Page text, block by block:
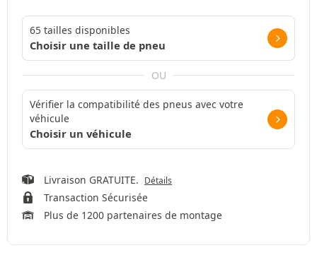
65 tailles disponibles
Choisir une taille de pneu
OU
Vérifier la compatibilité des pneus avec votre
véhicule
Choisir un véhicule
Livraison GRATUITE. Détails
Transaction Sécurisée
Plus de 1200 partenaires de montage